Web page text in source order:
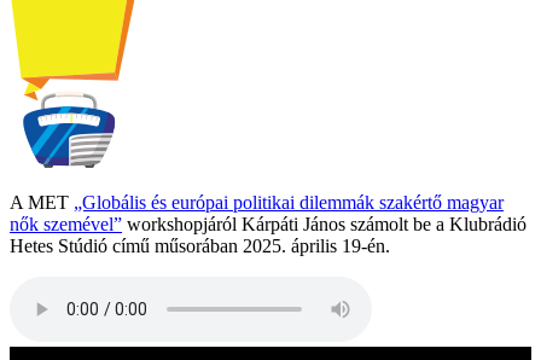
A MET „Globális és európai politikai dilemmák szakértő magyar
nők szemével” workshopjáról Kárpáti János számolt be a Klubrádió
Hetes Stúdió című műsorában 2025. április 19-én.